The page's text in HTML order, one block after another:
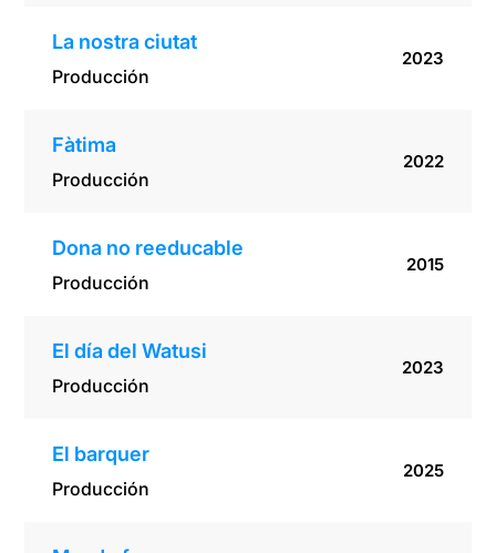
La nostra ciutat
Producción
2023
Fàtima
Producción
2022
Dona no reeducable
Producción
2015
El día del Watusi
Producción
2023
El barquer
Producción
2025